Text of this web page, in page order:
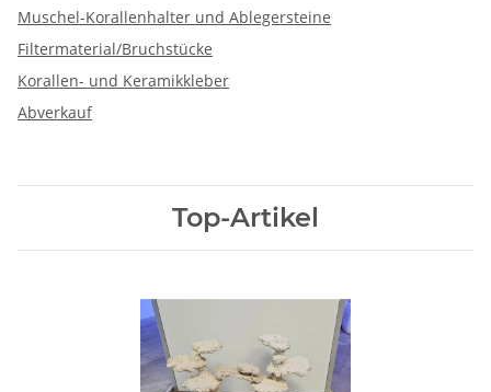
Muschel-Korallenhalter und Ablegersteine
Filtermaterial/Bruchstücke
Korallen- und Keramikkleber
Abverkauf
Top-Artikel